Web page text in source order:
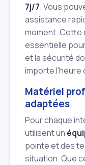
7j/7. Vous
assistance
moment. Cette
essentielle
et la sécurité
importe l'heure
Matériel
adaptées
Pour chaque
utilisent un
pointe et des
situation. Que